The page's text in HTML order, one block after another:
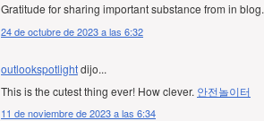
Gratitude for sharing important substance from in blog.
24 de octubre de 2023 a las 6:32
outlookspotlightdijo...
This is the cutest thing ever! How clever. 안전놀이터
11 de noviembre de 2023 a las 6:34